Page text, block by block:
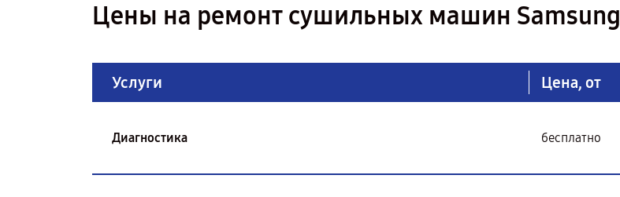
Цены на ремонт сушильных машин Samsung
Услуги Цена, от
Диагностика бесплатно